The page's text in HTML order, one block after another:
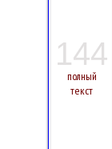
144
полный
текст